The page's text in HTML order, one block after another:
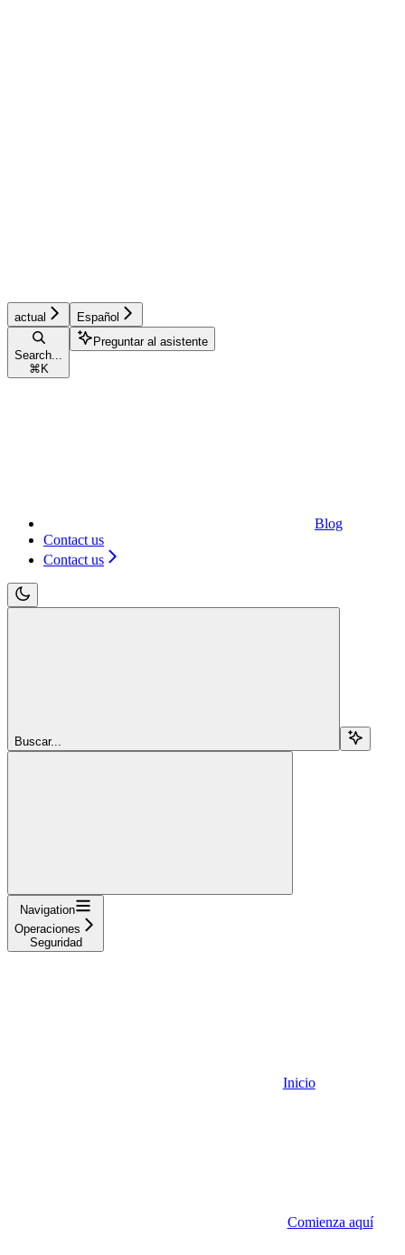
actual Español
Search...
⌘ K
Preguntar al asistente
Blog
Contact us
Contact us
Buscar...
Navigation
Operaciones
Seguridad
Inicio
Comienza aquí